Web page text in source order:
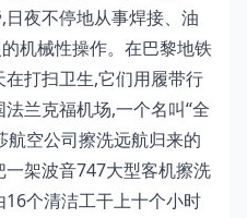
夜不停地从事焊接、油
机械性操作。在巴黎地铁
打扫卫生,它们用履带行
兰克福机场,一个名叫“全
航空公司擦洗远航归来的
架波音747大型客机擦洗
个清洁工干上十个小时